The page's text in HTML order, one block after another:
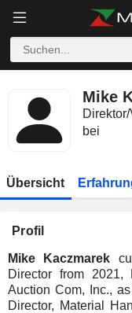
Mike
bei
Übersicht
Profil
Mike Kaczmarek
Director from 2021,
Auction Com, Inc.,
Director, Material